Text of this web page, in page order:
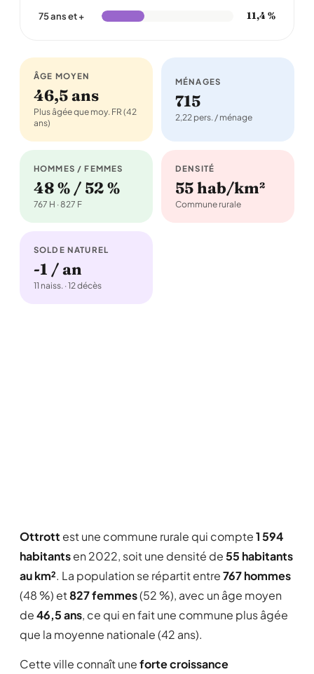
75 ans et + 11,4 %
ÂGE MOYEN
46,5 ans
Plus âgée que moy. FR (42
ans)
MÉNAGES
715
2,22 pers. / ménage
HOMMES / FEMMES
48 % / 52 %
767 H · 827 F
DENSITÉ
55 hab/km²
Commune rurale
SOLDE NATUREL
-1 / an
11 naiss. · 12 décès
Ottrott est une commune rurale qui compte1 594
habitantsen 2022, soit une densité de55 habitants
au km². La population se répartit entre767 hommes
(48 %) et827 femmes(52 %), avec un âge moyen
de46,5 ans, ce qui en fait une commune plus âgée
que la moyenne nationale (42 ans).
Cette ville connaît uneforte croissance